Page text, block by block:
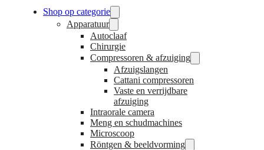
Shop op categorie
Apparatuur
Autoclaaf
Chirurgie
Compressoren & afzuiging
Afzuigslangen
Cattani compressoren
Vaste en verrijdbare
afzuiging
Intraorale camera
Meng en schudmachines
Microscoop
Röntgen & beeldvorming